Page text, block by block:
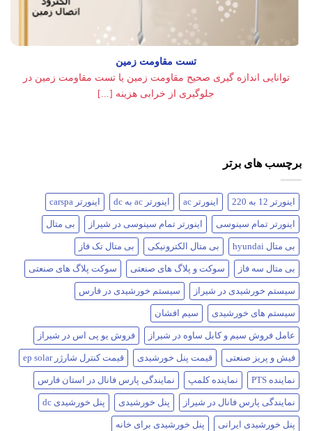
تست مقاومت زمین
توانایی اندازه گیری صحیح مقاومت زمین یا تست مقاومت زمین در
جلوگیری از خرابی هزینه [...]
برچسب های برتر
اینورتر 12 به 220 اینورتر ac اینورتر ac به dc اینورتر carspa
اینورتر تمام سینوسی اینورتر تمام سینوسی در شیراز بی متال
بی متال hyundai بی متال الکترونیکی بی متال تک فاز
بی متال سه فاز سوکت و پلاگ های صنعتی سوکت پلاگ های صنعتی
سیستم خورشیدی در شیراز سیستم خورشیدی در فارس
سیستم های خورشیدی سیم افشان
عامل فروش سیم و کابل ساوه در شیراز فروش یو پی اس در شیراز
فیش و پریز صنعتی قیمت پنل خورشیدی قیمت کنترل شارژر ep solar
نماینده PTS نماینده کلمپ نمایندگی پارس فانال در استان فارس
نمایندگی پارس فانال در شیراز پنل خورشیدی پنل خورشیدی dc
پنل خورشیدی ایرانی پنل خورشیدی برای خانه